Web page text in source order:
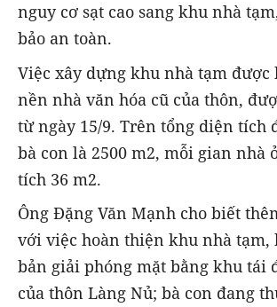
nguy cơ sạt cao sang khu nhà
bảo an toàn.
Việc xây dựng khu nhà tạm được
nền nhà văn hóa cũ của thôn,
từ ngày 15/9. Trên tổng diện tích
bà con là 2500 m2, mỗi gian nhà
tích 36 m2.
Ông Đặng Văn Mạnh cho biết
với việc hoàn thiện khu nhà tạm,
bản giải phóng mặt bằng khu tái
của thôn Làng Nủ; bà con đang